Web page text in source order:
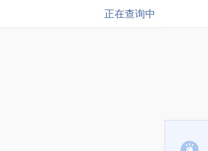
正在查询中